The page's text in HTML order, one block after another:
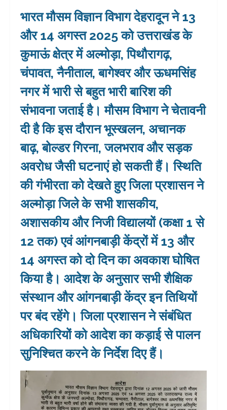
भारत मौसम विज्ञान विभाग देहरादून ने 13
और 14 अगस्त 2025 को उत्तराखंड के
कुमाऊं क्षेत्र में अल्मोड़ा, पिथौरागढ़,
चंपावत, नैनीताल, बागेश्वर और ऊधमसिंह
नगर में भारी से बहुत भारी बारिश की
संभावना जताई है। मौसम विभाग ने चेतावनी
दी है कि इस दौरान भूस्खलन, अचानक
बाढ़, बोल्डर गिरना, जलभराव और सड़क
अवरोध जैसी घटनाएं हो सकती हैं। स्थिति
की गंभीरता को देखते हुए जिला प्रशासन ने
अल्मोड़ा जिले के सभी शासकीय,
अशासकीय और निजी विद्यालयों (कक्षा 1 से
12 तक) एवं आंगनबाड़ी केंद्रों में 13 और
14 अगस्त को दो दिन का अवकाश घोषित
किया है। आदेश के अनुसार सभी शैक्षिक
संस्थान और आंगनबाड़ी केंद्र इन तिथियों
पर बंद रहेंगे। जिला प्रशासन ने संबंधित
अधिकारियों को आदेश का कड़ाई से पालन
सुनिश्चित करने के निर्देश दिए हैं।